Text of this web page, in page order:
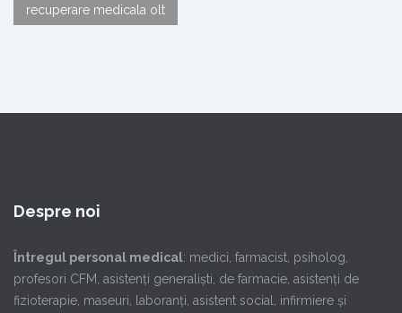
recuperare medicala olt
Despre noi
Întregul personal medical: medici, farmacist, psiholog,
profesori CFM, asistenţi generalişti, de farmacie, asistenţi de
fizioterapie, maseuri, laboranţi, asistent social, infirmiere şi